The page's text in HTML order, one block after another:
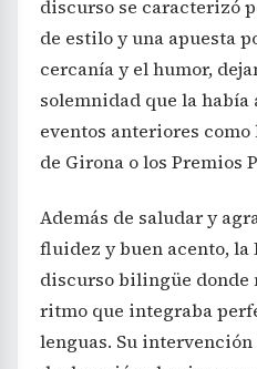
discurso se caracterizó
de estilo y una apuesta
cercanía y el humor,
solemnidad que la había
eventos anteriores
de Girona o los Premios
Además de saludar y
fluidez y buen acento, la
discurso bilingüe donde
ritmo que integraba
lenguas. Su